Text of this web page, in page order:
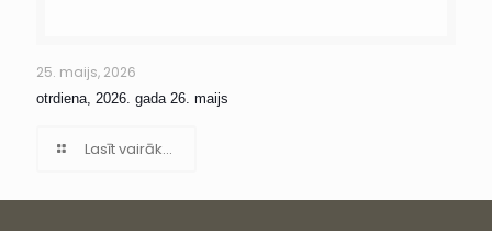
25. maijs, 2026
otrdiena, 2026. gada 26. maijs
Lasīt vairāk...